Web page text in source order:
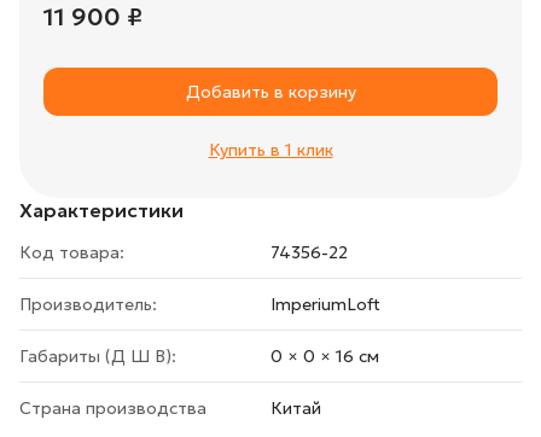
Характеристики
Код товара: 74356-22
Производитель: ImperiumLoft
Габариты (Д Ш В): 0 × 0 × 16 cм
Страна производства
Китай
11 900 ₽
Добавить в корзину
Купить в 1 клик